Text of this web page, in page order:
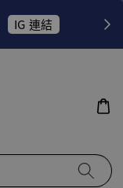
IG 連結